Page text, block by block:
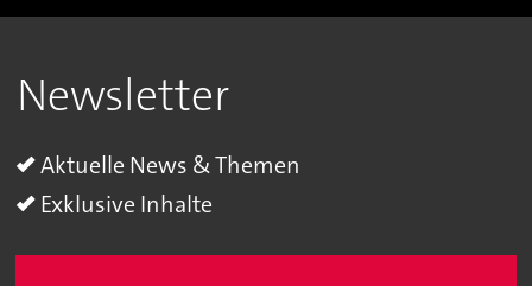
Newsletter
Aktuelle News & Themen
Exklusive Inhalte